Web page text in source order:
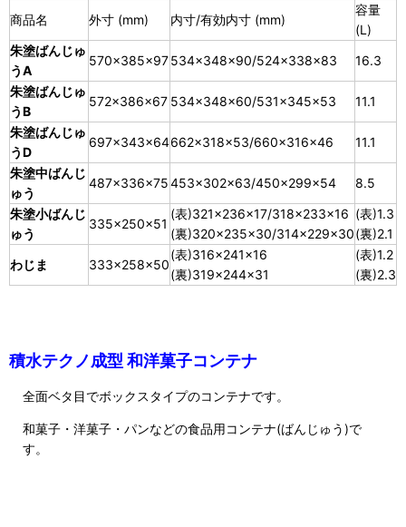
商品名 外寸 (mm) 内寸/有効内寸 (mm)
容量
(L)
朱塗ばんじゅ
うA
570×385×97534×348×90/524×338×83
16.3
朱塗ばんじゅ
うB
572×386×67 534×348×60/531×345×53
11.1
朱塗ばんじゅ
うD
697×343×64662×318×53/660×316×46
11.1
朱塗中ばんじ
ゅう
487×336×75453×302×63/450×299×54
8.5
朱塗小ばんじ
ゅう
335×250×51
(表)321×236×17/318×233×16
(裏)320×235×30/314×229×30
(表)1.3
(裏)2.1
わじま
333×258×50
(表)316×241×16
(裏)319×244×31
(表)1.2
(裏)2.3
積水テクノ成型 和洋菓子コンテナ
全面ベタ目でボックスタイプのコンテナです。
和菓子・洋菓子・パンなどの食品用コンテナ(ばんじゅう)で
す。